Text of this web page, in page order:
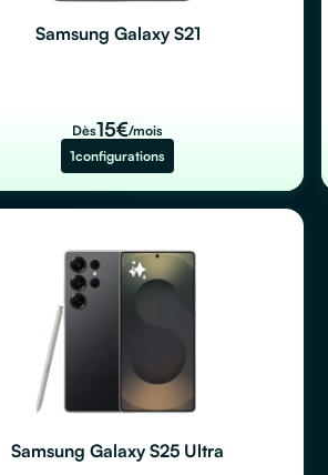
Samsung Galaxy S21
Dès15€/mois
1configurations
Samsung Galaxy S25 Ultra